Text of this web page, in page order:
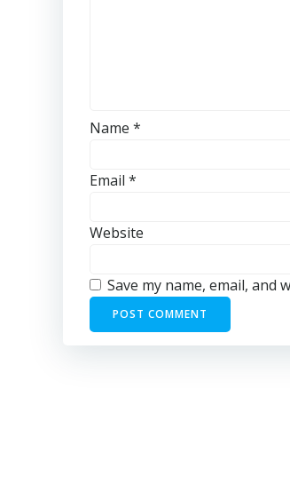
Name *
Email *
Website
Save my name, email,